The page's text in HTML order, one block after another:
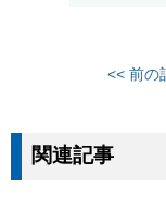
<< 前の
関連記事